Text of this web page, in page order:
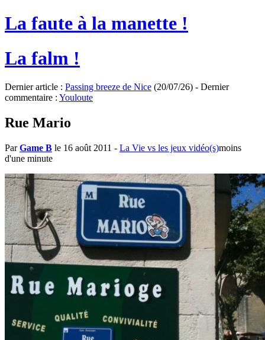
La faute à la manette !
La falm !
Dernier article : Passing breeze de Nice (20/07/26) - Dernier
commentaire : Youloute
Rue Mario
ParGame B le 16 août 2011 - La Vie vs les jeux vidéo(s)moins
d'une minute